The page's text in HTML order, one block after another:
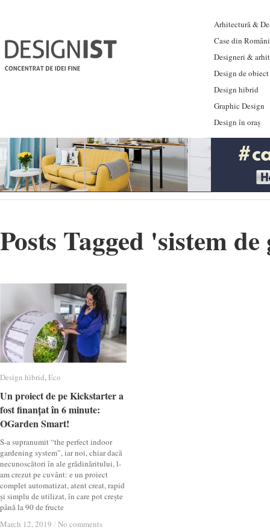
Arhitectură &
Case din
Designeri &
Design de obiect
Design hibrid
Graphic Design
Design în oraș
Posts Tagged 'sistem
Design hibrid,Eco
Un proiect de pe Kickstarter a
fost finanțat în 6 minute:
OGarden Smart!
S-a supranumit “the perfect indoor
gardening system”, iar noi, chiar dacă
necunoscători în ale grădinăritului, l-
am crezut pe cuvânt: e un proiect
complet automatizat, atent creat, rapid
și simplu de utilizat, în care pot crește
până la 90 de fructe
March 12, 2019 / No comments
Design hibrid Eco
Un proiect de pe Kickstarter a
fost finanțat în 6 minute:
OGarden Smart!
March 12, 2019 / No comments